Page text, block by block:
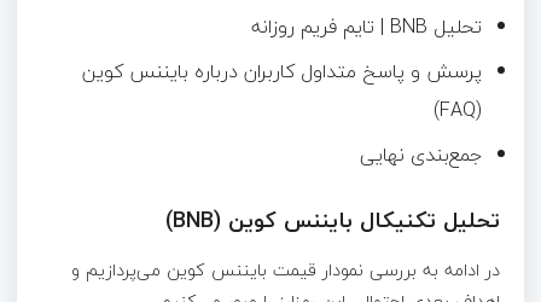
تحلیل BNB | تایم‌ فریم روزانه
پرسش و پاسخ متداول کاربران درباره بایننس کوین
(FAQ)
جمع‌بندی نهایی
تحلیل تکنیکال بایننس کوین (BNB)
در ادامه به بررسی نمودار قیمت بایننس کوین می‌پردازیم و